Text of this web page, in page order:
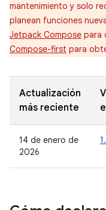
mantenimiento y solo
planean funciones
Jetpack Compose para
Compose-first para
Actualización
más reciente
14 de enero de
2026